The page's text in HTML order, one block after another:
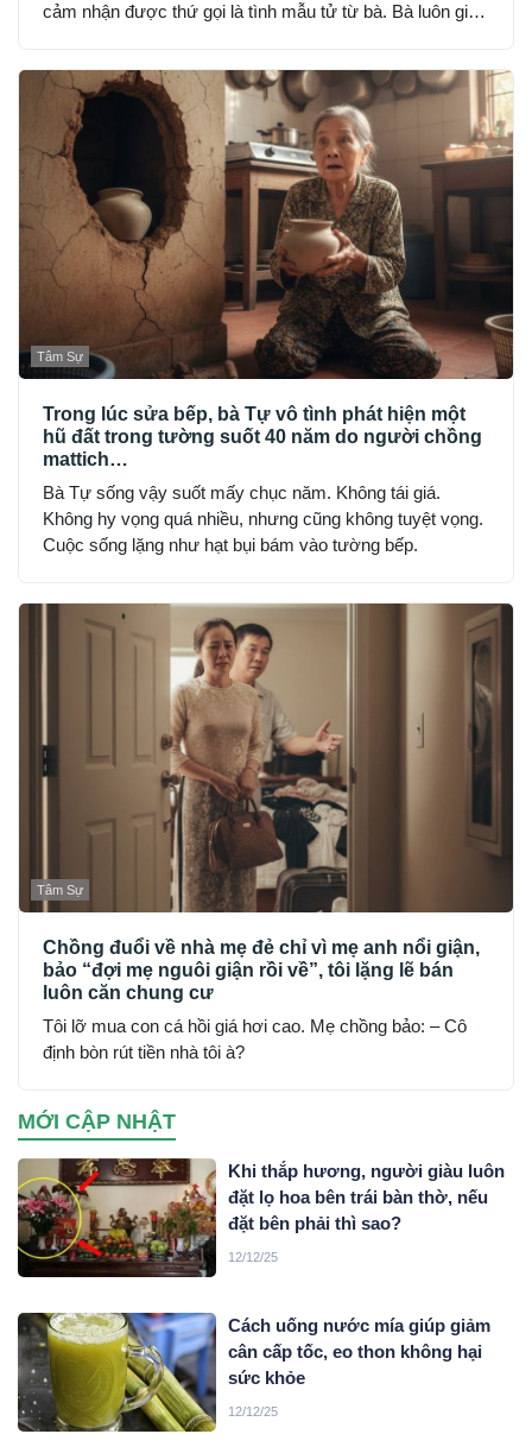
cảm nhận được thứ gọi là tình mẫu tử từ bà. Bà luôn giữ
Tâm Sự
Trong lúc sửa bếp, bà Tự vô tình phát hiện một
hũ đất trong tường suốt 40 năm do người chồng
mattich…
Bà Tự sống vậy suốt mấy chục năm. Không tái giá.
Không hy vọng quá nhiều, nhưng cũng không tuyệt vọng.
Cuộc sống lặng như hạt bụi bám vào tường bếp.
Tâm Sự
Chồng đuổi về nhà mẹ đẻ chỉ vì mẹ anh nổi giận,
bảo “đợi mẹ nguôi giận rồi về”, tôi lặng lẽ bán
luôn căn chung cư
Tôi lỡ mua con cá hồi giá hơi cao. Mẹ chồng bảo: – Cô
định bòn rút tiền nhà tôi à?
MỚI CẬP NHẬT
Khi thắp hương, người giàu luôn
đặt lọ hoa bên trái bàn thờ, nếu
đặt bên phải thì sao?
12/12/25
Cách uống nước mía giúp giảm
cân cấp tốc, eo thon không hại
sức khỏe
12/12/25